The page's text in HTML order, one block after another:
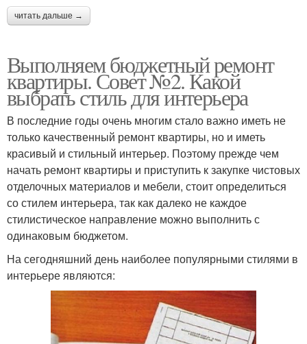
читать дальше →
Выполняем бюджетный ремонт
квартиры. Совет №2. Какой
выбрать стиль для интерьера
В последние годы очень многим стало важно иметь не
только качественный ремонт квартиры, но и иметь
красивый и стильный интерьер. Поэтому прежде чем
начать ремонт квартиры и приступить к закупке чистовых
отделочных материалов и мебели, стоит определиться
со стилем интерьера, так как далеко не каждое
стилистическое направление можно выполнить с
одинаковым бюджетом.
На сегодняшний день наиболее популярными стилями в
интерьере являются: